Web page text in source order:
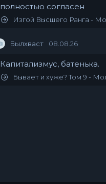
полностью согласен
Изгой Высшего Ранга -
Былхваст 08.08.26
Капитализмус, батенька.
Бывает и хуже? Том 9 - Молотов Виктор,